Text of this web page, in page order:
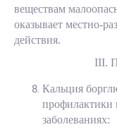
веществам
оказывает местно-
действия.
III.
Кальция
заболеваниях: